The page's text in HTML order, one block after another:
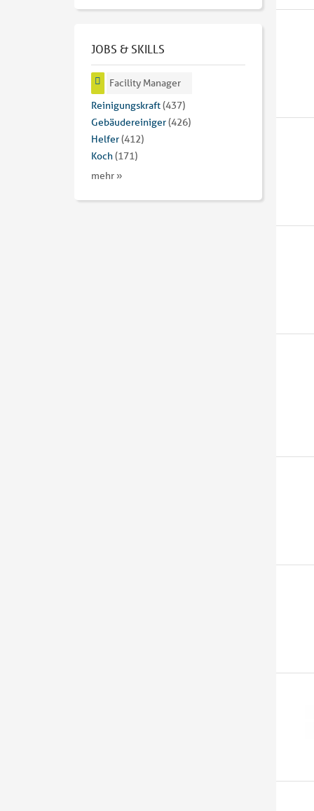
JOBS & SKILLS
Facility Manager
Reinigungskraft(437)
Gebäudereiniger(426)
Helfer(412)
Koch(171)
mehr »